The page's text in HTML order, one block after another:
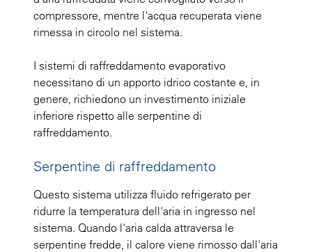
compressore, mentre l'acqua recuperata viene
rimessa in circolo nel sistema.
I sistemi di raffreddamento evaporativo
necessitano di un apporto idrico costante e, in
genere, richiedono un investimento iniziale
inferiore rispetto alle serpentine di
raffreddamento.
Serpentine di raffreddamento
Questo sistema utilizza fluido refrigerato per
ridurre la temperatura dell'aria in ingresso nel
sistema. Quando l'aria calda attraversa le
serpentine fredde, il calore viene rimosso dall'aria